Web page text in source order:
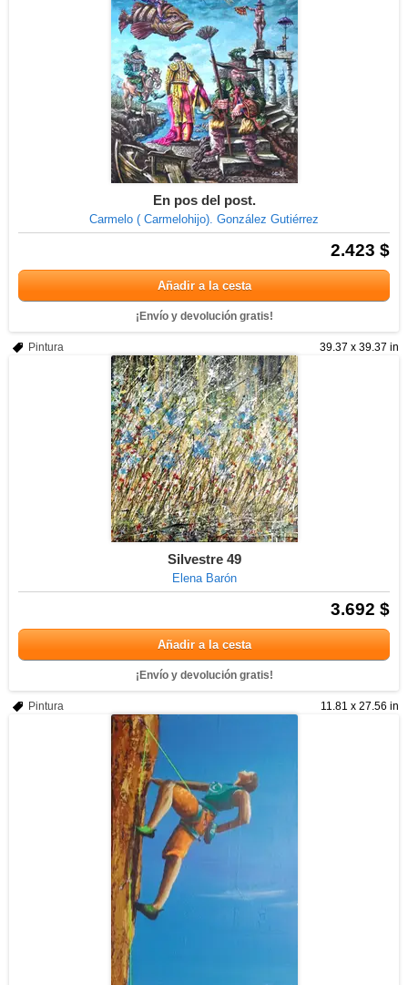
En pos del post.
Carmelo ( Carmelohijo). González Gutiérrez
2.423 $
Añadir a la cesta
¡Envío y devolución gratis!
39.37 x 39.37 in
Pintura
Silvestre 49
Elena Barón
3.692 $
Añadir a la cesta
¡Envío y devolución gratis!
11.81 x 27.56 in
Pintura